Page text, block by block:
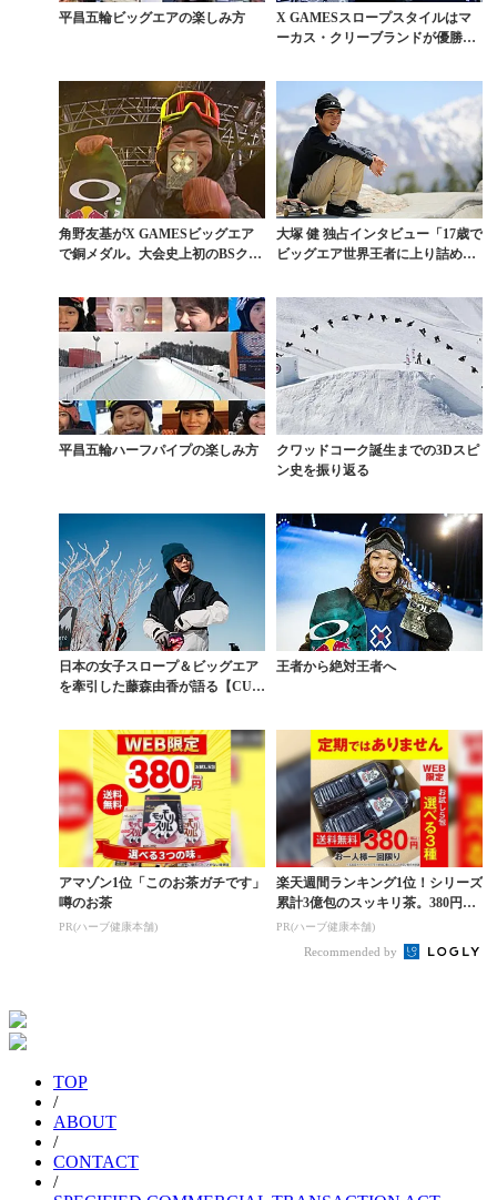
平昌五輪ビッグエアの楽しみ方
X GAMESスロープスタイルはマ
ーカス・クリーブランドが優勝。
角野友基がX GAMESビッグエア
で銅メダル。大会史上初のBSクワ
大塚 健 独占インタビュー「17歳で
ビッグエア世界王者に上り詰めた
平昌五輪ハーフパイプの楽しみ方
クワッドコーク誕生までの3Dスピ
ン史を振り返る
日本の女子スロープ＆ビッグエア
を牽引した藤森由香が語る【CUT
王者から絶対王者へ
アマゾン1位「このお茶ガチです」
噂のお茶
PR(ハーブ健康本舗)
楽天週間ランキング1位！シリーズ
累計3億包のスッキリ茶。380円で
お試し
PR(ハーブ健康本舗)
Recommended by
TOP
/
ABOUT
/
CONTACT
/